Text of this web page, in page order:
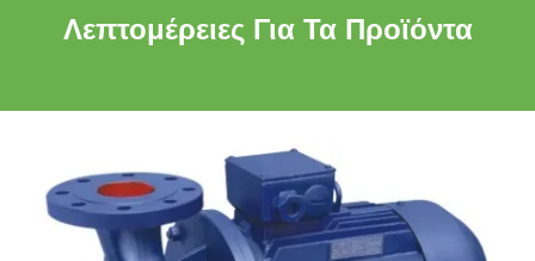
Λεπτομέρειες Για Τα Προϊόντα